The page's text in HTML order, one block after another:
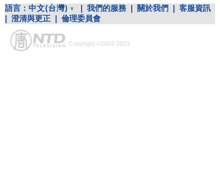
語言： 中文(台灣) 我們的服務 關於我們
客服資訊
澄清與更正 倫理委員會
Copyright ©2002-2023